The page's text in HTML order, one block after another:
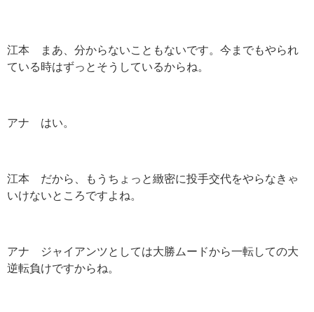
江本 まあ、分からないこともないです。今までもやられ
ている時はずっとそうしているからね。
アナ はい。
江本 だから、もうちょっと緻密に投手交代をやらなきゃ
いけないところですよね。
アナ ジャイアンツとしては大勝ムードから一転しての大
逆転負けですからね。